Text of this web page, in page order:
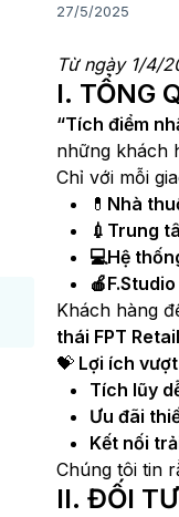
27/5/2025
Từ ngày 1/4/
I. TỔNG
“Tích điểm
những khách
Chỉ với mỗi
💊 Nhà
💉Trung
💻Hệ
Khách hàng
thái FPT
💝 Lợi ích
Tích lũy
Ưu đãi
Kết nối
Chúng tôi tin
II. ĐỐI